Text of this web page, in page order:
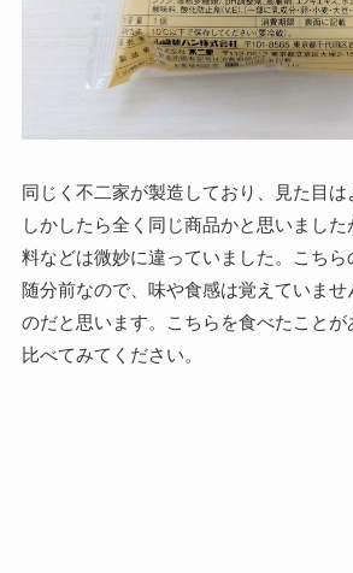
同じく不二家が製造しており、見た目は
しかしたら全く同じ商品かと思いまし
料などは微妙に違っていました。こち
随分前なので、味や食感は覚えていませ
のだと思います。こちらを食べたこと
比べてみてください。